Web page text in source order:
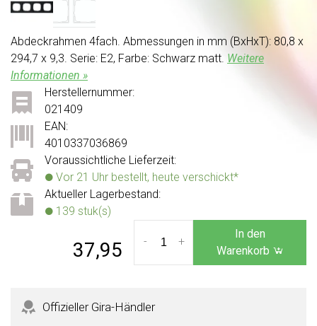
Abdeckrahmen 4fach. Abmessungen in mm (BxHxT): 80,8 x
294,7 x 9,3. Serie: E2, Farbe: Schwarz matt. Weitere
Informationen »
Voraussichtliche Lieferzeit:
Vor 21 Uhr bestellt, heute verschickt*
Aktueller Lagerbestand:
139 stuk(s)
Herstellernummer:
021409
EAN:
4010337036869
37,95 +
-
In den
Warenkorb
Offizieller Gira-Händler